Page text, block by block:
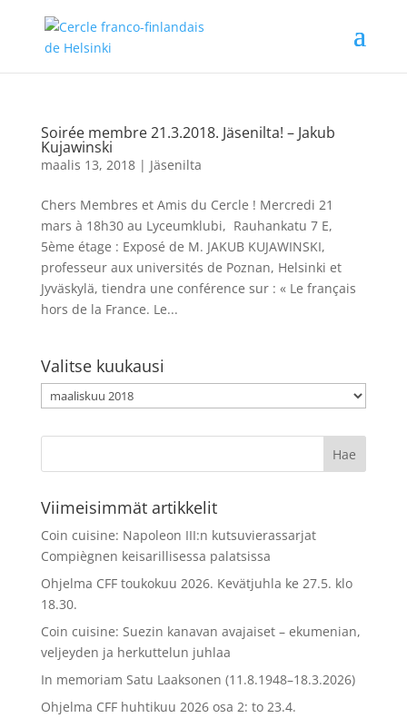
Soirée membre 21.3.2018. Jäsenilta! – Jakub
Kujawinski
maalis 13, 2018| Jäsenilta
Chers Membres et Amis du Cercle ! Mercredi 21
mars à 18h30 au Lyceumklubi, Rauhankatu 7 E,
5ème étage : Exposé de M. JAKUB KUJAWINSKI,
professeur aux universités de Poznan, Helsinki et
Jyväskylä, tiendra une conférence sur : « Le français
hors de la France. Le...
Valitse kuukausi
Valitse
kuukausi
Viimeisimmät artikkelit
Coin cuisine: Napoleon III:n kutsuvierassarjat
Compiègnen keisarillisessa palatsissa
Ohjelma CFF toukokuu 2026. Kevätjuhla ke 27.5. klo
18.30.
Coin cuisine: Suezin kanavan avajaiset – ekumenian,
veljeyden ja herkuttelun juhlaa
In memoriam Satu Laaksonen (11.8.1948–18.3.2026)
Ohjelma CFF huhtikuu 2026 osa 2: to 23.4.